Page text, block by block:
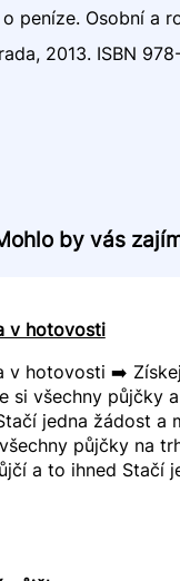
peníze. Osobní a
2013. ISBN
by vás
v hotovosti
v hotovosti ➡️
si všechny půjčky
jedna žádost a
půjčky na
a to ihned Stačí